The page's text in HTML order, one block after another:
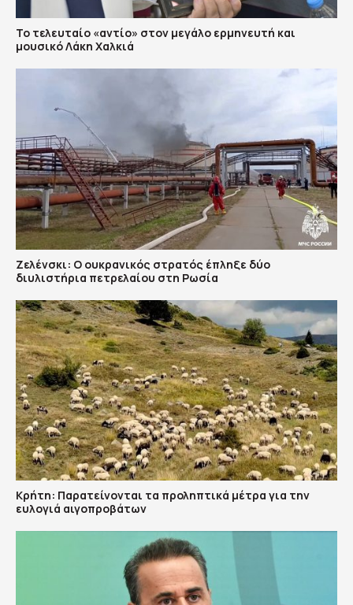
Το τελευταίο «αντίο» στον μεγάλο ερμηνευτή και
μουσικό Λάκη Χαλκιά
Ζελένσκι: Ο ουκρανικός στρατός έπληξε δύο
διυλιστήρια πετρελαίου στη Ρωσία
Κρήτη: Παρατείνονται τα προληπτικά μέτρα για την
ευλογιά αιγοπροβάτων